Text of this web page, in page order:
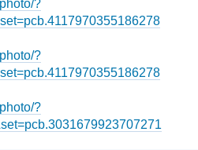
?
?
?